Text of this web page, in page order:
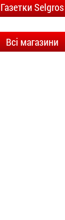
Газетки Selgros
Всі магазини